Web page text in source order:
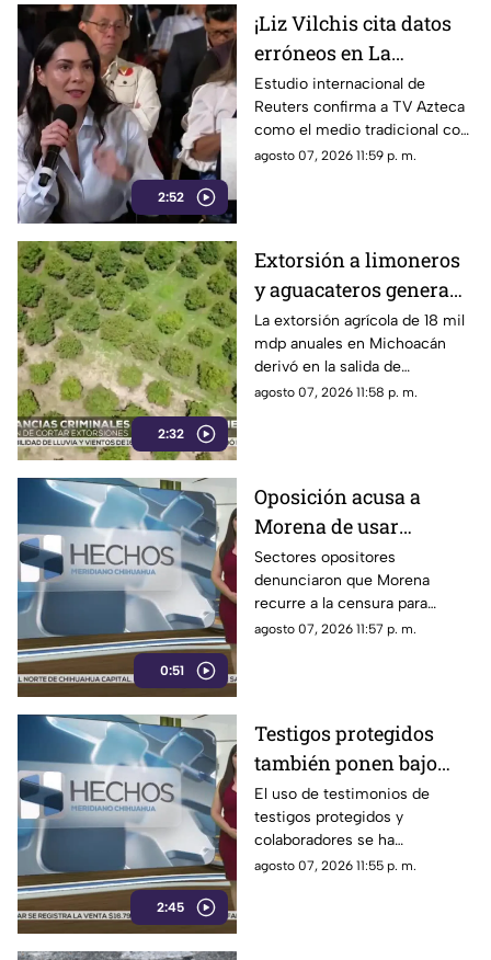
2:52
¡Liz Vilchis cita datos
erróneos en La
Mañanera: Estudio de
Reuters confirma
liderazgo de TV Azteca
en alcance y
Estudio internacional de
Reuters confirma a TV Azteca
como el medio tradicional con
mayor alcance y credibilidad
agosto 07, 2026 11:59 p. m.
2:32
Extorsión a limoneros
y aguacateros genera
pérdidas de 18 mil mdp
en Michoacán
La extorsión agrícola de 18 mil
mdp anuales en Michoacán
derivó en la salida de
inspectores de EE. UU.,
agosto 07, 2026 11:58 p. m.
0:51
Oposición acusa a
Morena de usar
censura para ocultar
seńalamientos de
narcopolítica
Sectores opositores
denunciaron que Morena
recurre a la censura para
imponer su versión oficial y
agosto 07, 2026 11:57 p. m.
2:45
Testigos protegidos
también ponen bajo
presión a políticos en
México; detienen a
exgobernador señalado
por caso Ayotzinapa
El uso de testimonios de
testigos protegidos y
colaboradores se ha
convertido nuevamente en un
agosto 07, 2026 11:55 p. m.